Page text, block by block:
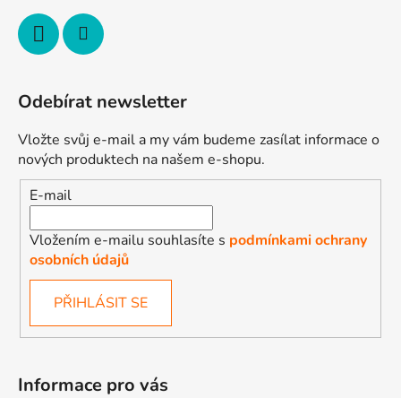
Odebírat newsletter
Vložte svůj e-mail a my vám budeme zasílat informace o
nových produktech na našem e-shopu.
E-mail
Vložením e-mailu souhlasíte s podmínkami ochrany
osobních údajů
PŘIHLÁSIT SE
Informace pro vás